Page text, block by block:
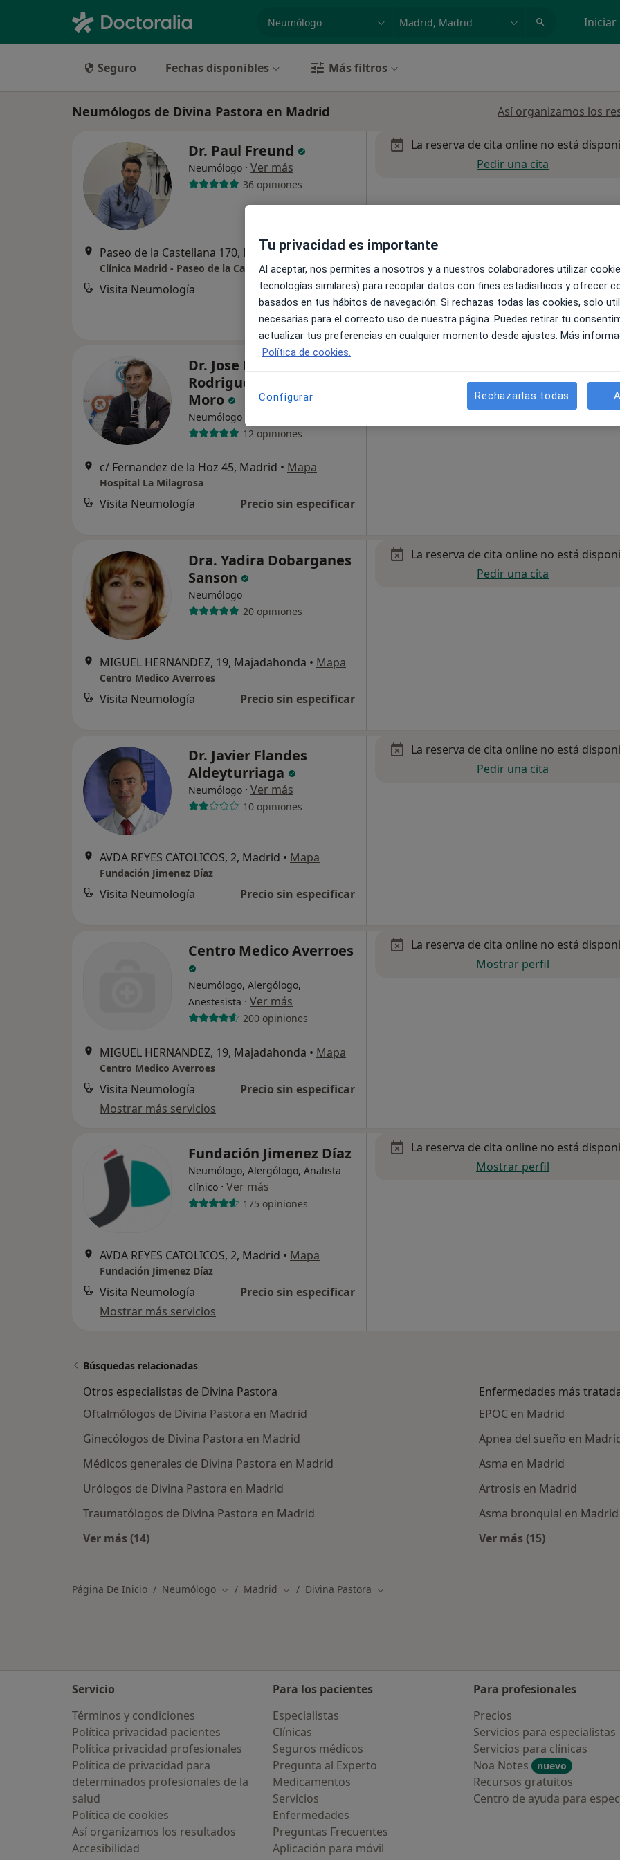
especialidad, enfermedad o nombre Iniciar
Seguro Fechas disponibles Más filtros
Neumólogos de Divina Pastora en Madrid Así organizamos los
Dr. Paul Freund
Neumólogo · Ver más
36 opiniones
Paseo de la Castellana 170, Madrid• Mapa
Clínica Madrid - Paseo de la Castellana
Visita Neumología 65 €
La reserva de cita online no está
Pedir una cita
Dr. Jose Miguel
Rodriguez Gonzalez-
Moro
Neumólogo
12 opiniones
c/ Fernandez de la Hoz 45, Madrid • Mapa
Hospital La Milagrosa
Visita Neumología Precio sin especificar
Pedir una cita
Dra. Yadira Dobarganes
Sanson
Neumólogo
20 opiniones
MIGUEL HERNANDEZ, 19, Majadahonda • Mapa
Centro Medico Averroes
Visita Neumología Precio sin especificar
La reserva de cita online no está
Pedir una cita
Dr. Javier Flandes
Aldeyturriaga
Neumólogo · Ver más
10 opiniones
AVDA REYES CATOLICOS, 2, Madrid • Mapa
Fundación Jimenez Díaz
Visita Neumología Precio sin especificar
La reserva de cita online no está
Pedir una cita
Centro Medico Averroes
Neumólogo, Alergólogo,
Anestesista · Ver más
200 opiniones
MIGUEL HERNANDEZ, 19, Majadahonda • Mapa
Centro Medico Averroes
Visita Neumología
Precio sin especificar
Mostrar más servicios
La reserva de cita online no está
Mostrar perfil
Fundación Jimenez Díaz
Neumólogo, Alergólogo, Analista
clínico · Ver más
175 opiniones
AVDA REYES CATOLICOS, 2, Madrid • Mapa
Fundación Jimenez Díaz
Visita Neumología
Precio sin especificar
Mostrar más servicios
La reserva de cita online no está
Mostrar perfil
Búsquedas relacionadas
Otros especialistas de Divina Pastora
Oftalmólogos de Divina Pastora en Madrid
Ginecólogos de Divina Pastora en Madrid
Médicos generales de Divina Pastora en Madrid
Urólogos de Divina Pastora en Madrid
Traumatólogos de Divina Pastora en Madrid
Ver más (14)
Enfermedades más
EPOC en Madrid
Apnea del sueño en
Asma en Madrid
Artrosis en Madrid
Asma bronquial en Madrid
Ver más (15)
Página De Inicio Neumólogo Cambiar de ciudad
Madrid Cambiar de ciudad
Divina Pastora Cambiar de ciudad
Servicio
Términos y condiciones
Política privacidad pacientes
Política privacidad profesionales
Política de privacidad para
determinados profesionales de la
salud
Política de cookies
Así organizamos los resultados
Accesibilidad
Para los pacientes
Especialistas
Clínicas
Seguros médicos
Pregunta al Experto
Medicamentos
Servicios
Enfermedades
Preguntas Frecuentes
Aplicación para móvil
Para profesionales
Precios
Servicios para especialistas
Servicios para clínicas
Noa Notes
nuevo
Recursos gratuitos
Centro de ayuda para
Tu privacidad es importante
Al aceptar, nos permites a nosotros y a nuestros colaboradores utilizar
tecnologías similares) para recopilar datos con fines estadísiticos y ofrecer
basados en tus hábitos de navegación. Si rechazas todas las cookies, solo
necesarias para el correcto uso de nuestra página. Puedes retirar tu
actualizar tus preferencias en cualquier momento desde ajustes. Más
Política de cookies.
Configurar Rechazarlas todas